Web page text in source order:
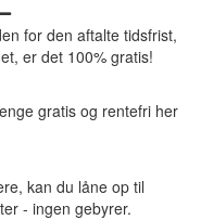
for den aftalte tidsfrist,
er det 100% gratis!
gratis og rentefri her
kan du låne op til
- ingen gebyrer.